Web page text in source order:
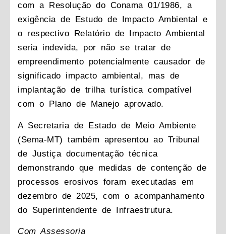
com a Resolução do Conama 01/1986, a
exigência de Estudo de Impacto Ambiental e
o respectivo Relatório de Impacto Ambiental
seria indevida, por não se tratar de
empreendimento potencialmente causador de
significado impacto ambiental, mas de
implantação de trilha turística compatível
com o Plano de Manejo aprovado.
A Secretaria de Estado de Meio Ambiente
(Sema-MT) também apresentou ao Tribunal
de Justiça documentação técnica
demonstrando que medidas de contenção de
processos erosivos foram executadas em
dezembro de 2025, com o acompanhamento
do Superintendente de Infraestrutura.
Com Assessoria